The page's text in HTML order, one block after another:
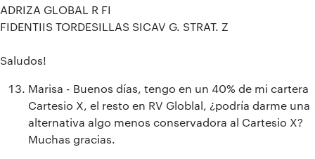
ADRIZA GLOBAL R FI
FIDENTIIS TORDESILLAS SICAV G. STRAT. Z
Saludos!
Marisa - Buenos días, tengo en un 40% de mi cartera
Cartesio X, el resto en RV Globlal, ¿podría darme una
alternativa algo menos conservadora al Cartesio X?
Muchas gracias.